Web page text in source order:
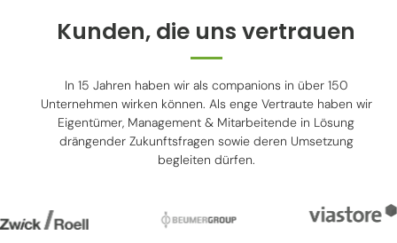
Kunden, die uns vertrauen
In 15 Jahren haben wir als companions in über 150
Unternehmen wirken können. Als enge Vertraute haben wir
Eigentümer, Management & Mitarbeitende in Lösung
drängender Zukunftsfragen sowie deren Umsetzung
begleiten dürfen.